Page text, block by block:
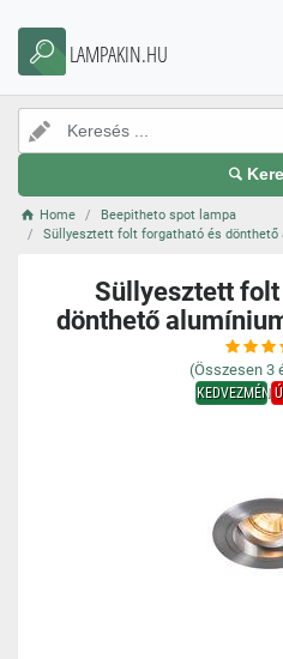
LAMPAKIN.HU
Home
Beepitheto spot lampa
Süllyesztett folt forgatható és
Süllyesztett
dönthető
(Összesen 3
KEDVEZMÉNY